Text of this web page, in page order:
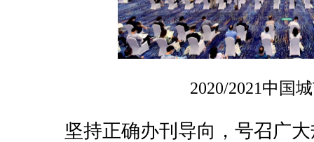
2020/2021中国
坚持正确办刊导向，号召广